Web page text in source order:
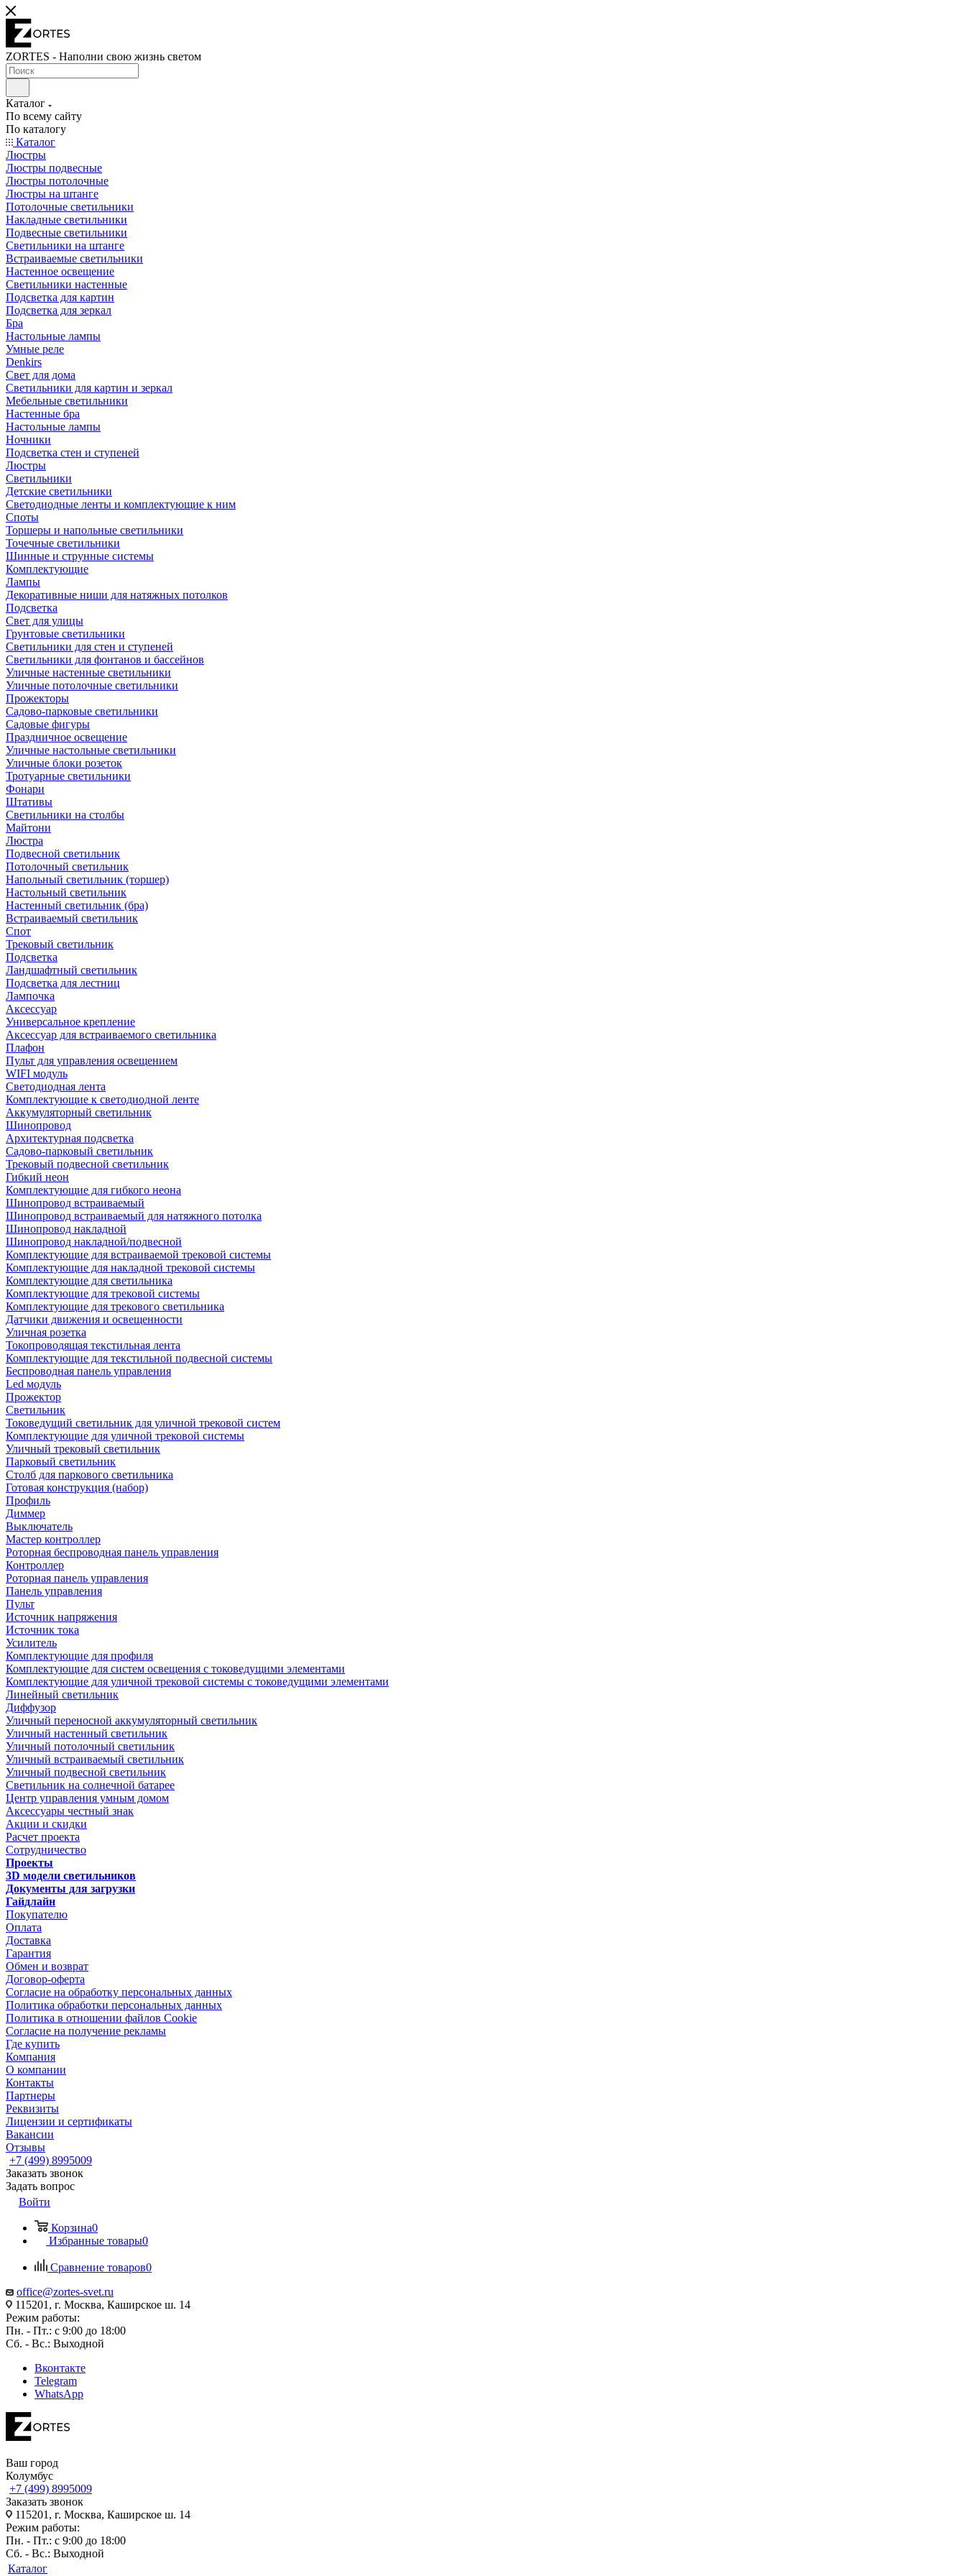
ZORTES - Наполни свою жизнь светом
Каталог
По всему сайту
По каталогу
Каталог
Люстры
Люстры подвесные
Люстры потолочные
Люстры на штанге
Потолочные светильники
Накладные светильники
Подвесные светильники
Светильники на штанге
Встраиваемые светильники
Настенное освещение
Светильники настенные
Подсветка для картин
Подсветка для зеркал
Бра
Настольные лампы
Умные реле
Denkirs
Свет для дома
Светильники для картин и зеркал
Мебельные светильники
Настенные бра
Настольные лампы
Ночники
Подсветка стен и ступеней
Люстры
Светильники
Детские светильники
Светодиодные ленты и комплектующие к ним
Споты
Торшеры и напольные светильники
Точечные светильники
Шинные и струнные системы
Комплектующие
Лампы
Декоративные ниши для натяжных потолков
Подсветка
Свет для улицы
Грунтовые светильники
Светильники для стен и ступеней
Светильники для фонтанов и бассейнов
Уличные настенные светильники
Уличные потолочные светильники
Прожекторы
Садово-парковые светильники
Садовые фигуры
Праздничное освещение
Уличные настольные светильники
Уличные блоки розеток
Тротуарные светильники
Фонари
Штативы
Светильники на столбы
Майтони
Люстра
Подвесной светильник
Потолочный светильник
Напольный светильник (торшер)
Настольный светильник
Настенный светильник (бра)
Встраиваемый светильник
Спот
Трековый светильник
Подсветка
Ландшафтный светильник
Подсветка для лестниц
Лампочка
Аксессуар
Универсальное крепление
Аксессуар для встраиваемого светильника
Плафон
Пульт для управления освещением
WIFI модуль
Светодиодная лента
Комплектующие к светодиодной ленте
Аккумуляторный светильник
Шинопровод
Архитектурная подсветка
Садово-парковый светильник
Трековый подвесной светильник
Гибкий неон
Комплектующие для гибкого неона
Шинопровод встраиваемый
Шинопровод встраиваемый для натяжного потолка
Шинопровод накладной
Шинопровод накладной/подвесной
Комплектующие для встраиваемой трековой системы
Комплектующие для накладной трековой системы
Комплектующие для светильника
Комплектующие для трековой системы
Комплектующие для трекового светильника
Датчики движения и освещенности
Уличная розетка
Токопроводящая текстильная лента
Комплектующие для текстильной подвесной системы
Беспроводная панель управления
Led модуль
Прожектор
Светильник
Токоведущий светильник для уличной трековой систем
Комплектующие для уличной трековой системы
Уличный трековый светильник
Парковый светильник
Столб для паркового светильника
Готовая конструкция (набор)
Профиль
Диммер
Выключатель
Мастер контроллер
Роторная беспроводная панель управления
Контроллер
Роторная панель управления
Панель управления
Пульт
Источник напряжения
Источник тока
Усилитель
Комплектующие для профиля
Комплектующие для систем освещения с токоведущими элементами
Комплектующие для уличной трековой системы с токоведущими элементами
Линейный светильник
Диффузор
Уличный переносной аккумуляторный светильник
Уличный настенный светильник
Уличный потолочный светильник
Уличный встраиваемый светильник
Уличный подвесной светильник
Светильник на солнечной батарее
Центр управления умным домом
Аксессуары честный знак
Акции и скидки
Расчет проекта
Сотрудничество
Проекты
3D модели светильников
Документы для загрузки
Гайдлайн
Покупателю
Оплата
Доставка
Гарантия
Обмен и возврат
Договор-оферта
Согласие на обработку персональных данных
Политика обработки персональных данных
Политика в отношении файлов Cookie
Согласие на получение рекламы
Где купить
Компания
О компании
Контакты
Партнеры
Реквизиты
Лицензии и сертификаты
Вакансии
Отзывы
+7 (499) 8995009
Заказать звонок
Задать вопрос
Войти
Корзина0
Избранные товары0
Сравнение товаров0
office@zortes-svet.ru
115201, г. Москва, Каширское ш. 14
Режим работы:
Пн. - Пт.: с 9:00 до 18:00
Сб. - Вс.: Выходной
Вконтакте
Telegram
WhatsApp
Ваш город
Колумбус
+7 (499) 8995009
Заказать звонок
115201, г. Москва, Каширское ш. 14
Режим работы:
Пн. - Пт.: с 9:00 до 18:00
Сб. - Вс.: Выходной
Каталог